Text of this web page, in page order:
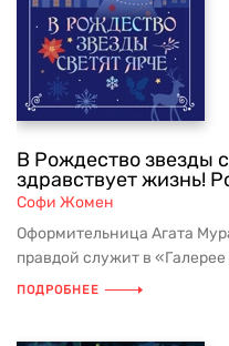
В Рождество звезды
здравствует жизнь!
Софи Жомен
Оформительница Агата
правдой служит в
ПОДРОБНЕЕ